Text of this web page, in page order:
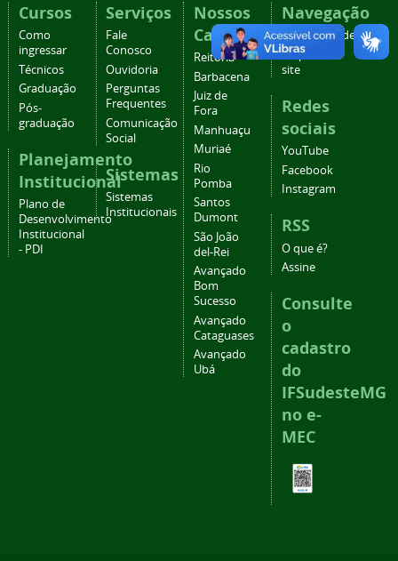
Cursos
Como
ingressar
Técnicos
Graduação
Pós-
graduação
Planejamento
Institucional
Plano de
Desenvolvimento
Institucional
- PDI
Serviços
Fale
Conosco
Ouvidoria
Perguntas
Frequentes
Comunicação
Social
Sistemas
Sistemas
Institucionais
Nossos
Campi
Reitoria
Barbacena
Juiz de
Fora
Manhuaçu
Muriaé
Rio
Pomba
Santos
Dumont
São João
del-Rei
Avançado
Bom
Sucesso
Avançado
Cataguases
Avançado
Ubá
Navegação
Acessibilidade
Mapa do
site
Redes
sociais
YouTube
Facebook
Instagram
RSS
O que é?
Assine
Consulte
o
cadastro
do
IFSudesteMG
no e-
MEC